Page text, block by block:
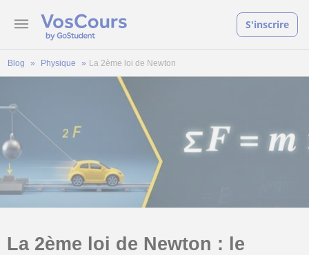
S'inscrire
Blog Physique La 2ème loi de Newton
La 2ème loi de Newton : le